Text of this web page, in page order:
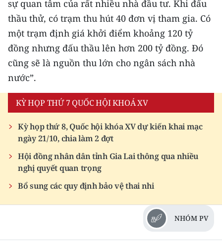
sự quan tâm của rất nhiều nhà đầu tư. Khi đấu
thầu thử, có trạm thu hút 40 đơn vị tham gia. Có
một trạm định giá khởi điểm khoảng 120 tỷ
đồng nhưng đấu thầu lên hơn 200 tỷ đồng. Đó
cũng sẽ là nguồn thu lớn cho ngân sách nhà
nước”.
KỲ HỌP THỨ 7 QUỐC HỘI KHOÁ XV
Kỳ họp thứ 8, Quốc hội khóa XV dự kiến khai mạc
ngày 21/10, chia làm 2 đợt
Hội đồng nhân dân tỉnh Gia Lai thông qua nhiều
nghị quyết quan trọng
Bổ sung các quy định bảo vệ thai nhi
NHÓM PV